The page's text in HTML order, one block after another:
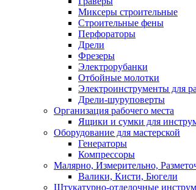
Миксеры строительные
Строительные фены
Перфораторы
Дрели
Фрезеры
Электрорубанки
Отбойные молотки
Электроинструменты для
Дрели-шуруповерты
Организация рабочего места
Ящики и сумки для
Оборудование для мастерской
Генераторы
Компрессоры
Малярно, Измерительно,
Валики, Кисти, Бюгели
Штукатурно-отделочные